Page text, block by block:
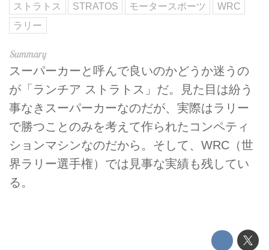
ストラトス
STRATOS モータースポーツ
WRC
ラリー
スーパーカーと呼んで良いのかどうか迷うの
が「ランチア ストラトス」だ。見た目は紛う
事なきスーパーカーなのだが、実際はラリー
で勝つことのみを考えて作られたコンペティ
ションマシンなのだから。そして、WRC（世
界ラリー選手権）では見事な実績も残してい
る。